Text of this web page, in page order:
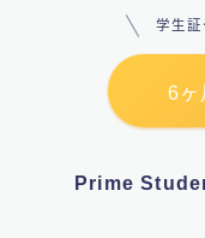
学生
6ヶ
Prime